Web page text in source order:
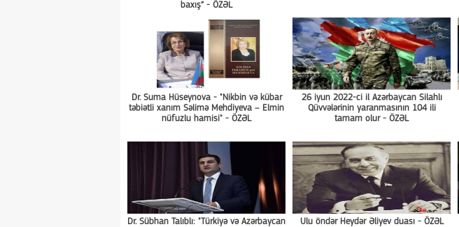
baxış” - ÖZƏL
Dr. Suma Hüseynova - "Nikbin və kübar
təbiətli xanım Səlimə Mehdiyeva – Elmin
nüfuzlu hamisi" - ÖZƏL
26 iyun 2022-ci il Azərbaycan Silahlı
Qüvvələrinin yaranmasının 104 ili
tamam olur - ÖZƏL
Dr. Sübhan Talıblı: "Türkiyə və Azərbaycan
Ulu öndər Heydər Əliyev duası - ÖZƏL